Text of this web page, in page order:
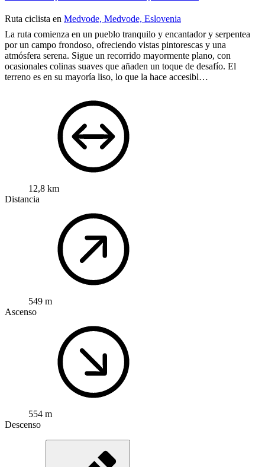
Ruta ciclista en Medvode, Medvode, Eslovenia
La ruta comienza en un pueblo tranquilo y encantador y serpentea
por un campo frondoso, ofreciendo vistas pintorescas y una
atmósfera serena. Sigue un recorrido mayormente plano, con
ocasionales colinas suaves que añaden un toque de desafío. El
terreno es en su mayoría liso, lo que la hace accesibl…
12,8 km
Distancia
549 m
Ascenso
554 m
Descenso